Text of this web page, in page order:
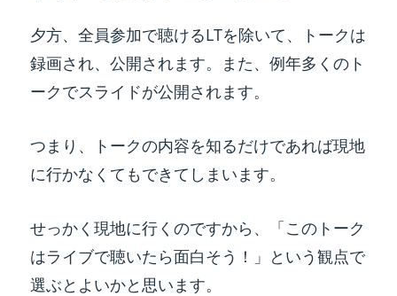
夕方、全員参加で聴けるLTを除いて、トークは
録画され、公開されます。また、例年多くのト
ークでスライドが公開されます。
つまり、トークの内容を知るだけであれば現地
に行かなくてもできてしまいます。
せっかく現地に行くのですから、「このトーク
はライブで聴いたら面白そう！」という観点で
選ぶとよいかと思います。